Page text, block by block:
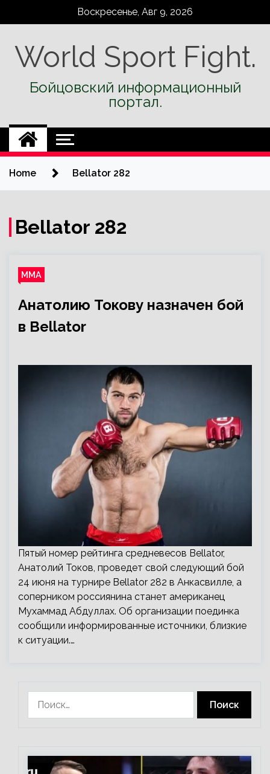
Воскресенье, Авг 9, 2026
World Sport Fight.
Бойцовский информационный
портал.
Home Bellator 282
Bellator 282
ММА
Анатолию Токову назначен бой
в Bellator
Пятый номер рейтинга средневесов Bellator,
Анатолий Токов, проведет свой следующий бой
24 июня на турнире Bellator 282 в Анкасвилле, а
соперником россиянина станет американец
Мухаммад Абдуллах. Об организации поединка
сообщили информированные источники, близкие
к ситуации.…